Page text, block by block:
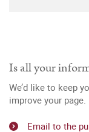
Is all your
We’d like to keep
improve your page.
Email to the